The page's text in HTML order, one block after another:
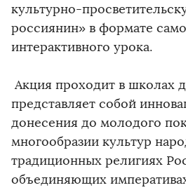
культурно-
россиянин» в формате
интерактивного урока.
Акция проходит в школах
представляет собой
донесения до молодого
многообразии культур
традиционных религиях
объединяющих